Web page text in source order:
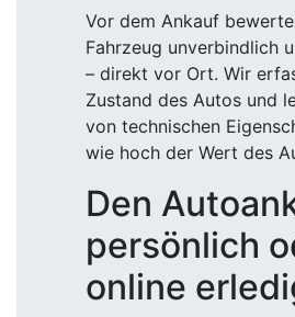
Vor dem Ankauf
Fahrzeug unverbindlich
– direkt vor Ort. Wir
Zustand des Autos und
von technischen
wie hoch der Wert des
Den
persönlich
online